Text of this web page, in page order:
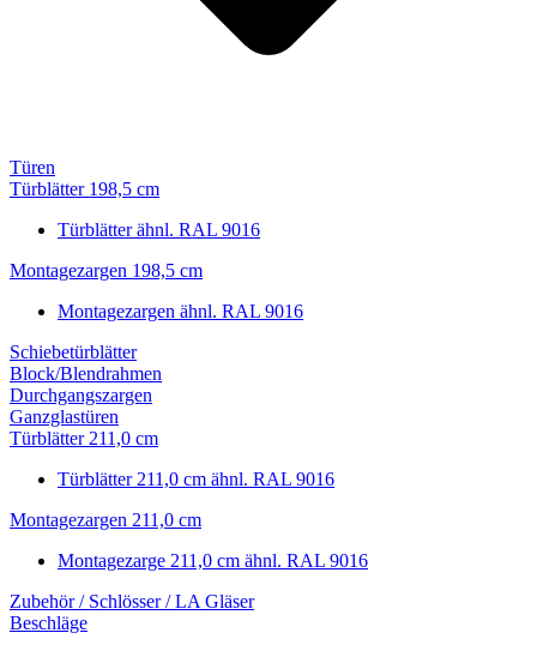
Türen
Türblätter 198,5 cm
Türblätter ähnl. RAL 9016
Montagezargen 198,5 cm
Montagezargen ähnl. RAL 9016
Schiebetürblätter
Block/Blendrahmen
Durchgangszargen
Ganzglastüren
Türblätter 211,0 cm
Türblätter 211,0 cm ähnl. RAL 9016
Montagezargen 211,0 cm
Montagezarge 211,0 cm ähnl. RAL 9016
Zubehör / Schlösser / LA Gläser
Beschläge